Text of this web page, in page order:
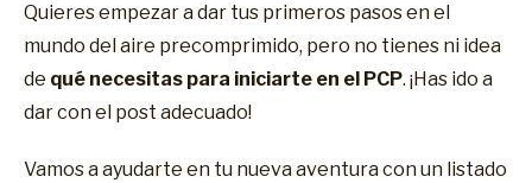
Quieres empezar a dar tus primeros pasos en el
mundo del aire precomprimido, pero no tienes ni idea
de qué necesitas para iniciarte en el PCP. ¡Has ido a
dar con el post adecuado!
Vamos a ayudarte en tu nueva aventura con un listado